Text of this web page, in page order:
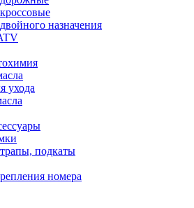
назначения
ухода
подкаты
номера